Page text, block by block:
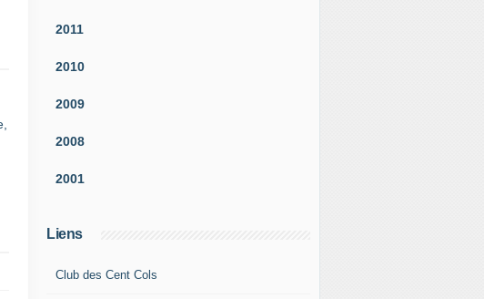
2011
2010
2009
2008
2001
Liens
Club des Cent Cols